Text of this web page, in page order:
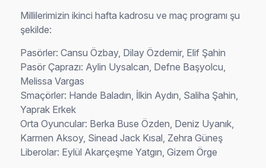
Millilerimizin ikinci hafta kadrosu ve maç programı şu
şekilde:
Pasörler: Cansu Özbay, Dilay Özdemir, Elif Şahin
Pasör Çaprazı: Aylin Uysalcan, Defne Başyolcu,
Melissa Vargas
Smaçörler: Hande Baladın, İlkin Aydın, Saliha Şahin,
Yaprak Erkek
Orta Oyuncular: Berka Buse Özden, Deniz Uyanık,
Karmen Aksoy, Sinead Jack Kısal, Zehra Güneş
Liberolar: Eylül Akarçeşme Yatgın, Gizem Örge